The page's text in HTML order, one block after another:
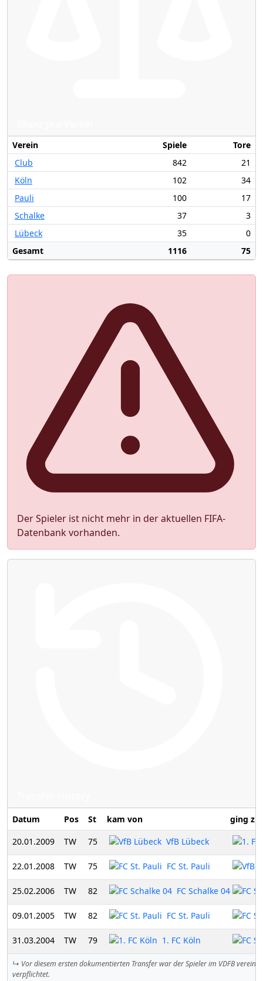
Verein Spiele
Tore
Club
842
21
Köln
102
34
Pauli
100
17
Schalke
37
3
Lübeck
35
0
Gesamt
1116 75
Der Spieler ist nicht mehr in der aktuellen FIFA-
Datenbank vorhanden.
Datum Pos St kam von
ging zu
20.01.2009
TW 75 VfB Lübeck
22.01.2008 TW 75 FC St. Pauli
25.02.2006 TW 82 FC Schalke 04
09.01.2005 TW 82 FC St. Pauli
31.03.2004 TW 79 1. FC Köln
↳ Vor diesem ersten dokumentierten Transfer war der Spieler im VDFB
verpflichtet.